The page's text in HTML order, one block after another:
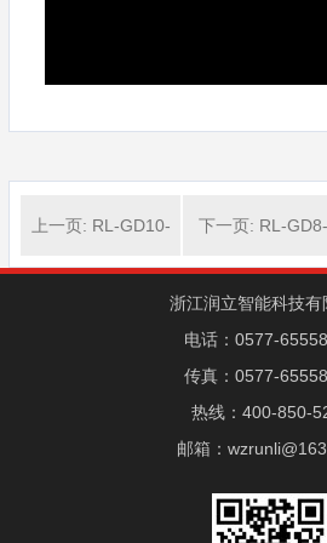
上一页: RL-GD10- 下一页: RL-GD8-
ZK10-200茄子料
包真空包装机
浙江润立智能科技有
电话：0577-
传真：0577-
热线：400-850-
邮箱：